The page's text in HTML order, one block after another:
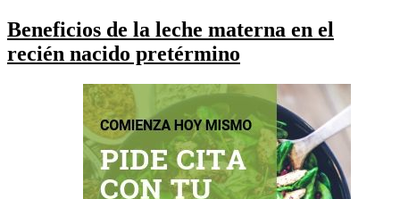
Beneficios de la leche materna en el
recién nacido pretérmino